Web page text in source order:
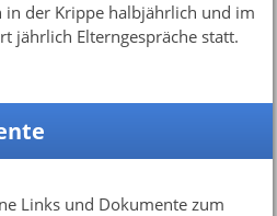
in der Krippe halbjährlich und im
jährlich Elterngespräche statt.
Links und Dokumente zum